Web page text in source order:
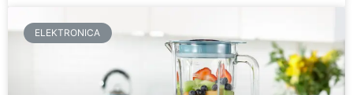
ELEKTRONICA